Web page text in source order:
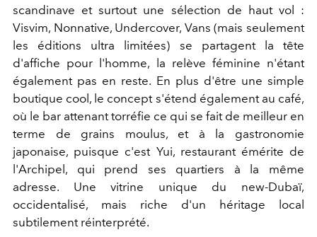
scandinave et surtout une sélection de haut vol :
Visvim, Nonnative, Undercover, Vans (mais seulement
les éditions ultra limitées) se partagent la tête
d'affiche pour l'homme, la relève féminine n'étant
également pas en reste. En plus d'être une simple
boutique cool, le concept s'étend également au café,
où le bar attenant torréfie ce qui se fait de meilleur en
terme de grains moulus, et à la gastronomie
japonaise, puisque c'est Yui, restaurant émérite de
l'Archipel, qui prend ses quartiers à la même
adresse. Une vitrine unique du new-Dubaï,
occidentalisé, mais riche d'un héritage local
subtilement réinterprété.